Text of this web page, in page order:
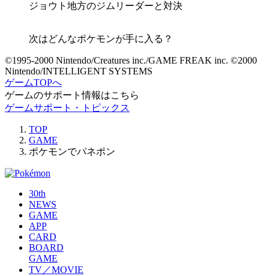
ジョウト地方のジムリーダーと対決
次はどんなポケモンが手に入る？
©1995-2000 Nintendo/Creatures inc./GAME FREAK inc. ©2000
Nintendo/INTELLIGENT SYSTEMS
ゲームTOPへ
ゲームのサポート情報はこちら
ゲームサポート・トピックス
TOP
GAME
ポケモンでパネポン
30th
NEWS
GAME
APP
CARD
BOARD
GAME
TV／MOVIE